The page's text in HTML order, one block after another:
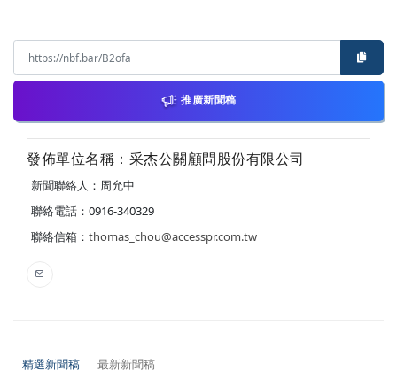
推廣新聞稿
發佈單位名稱：采杰公關顧問股份有限公司
新聞聯絡人：周允中
聯絡電話：0916-340329
聯絡信箱： thomas_chou@accesspr.com.tw
精選新聞稿 最新新聞稿